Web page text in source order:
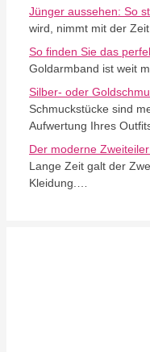
Jünger aussehen: So
wird, nimmt mit der
So finden Sie das
Goldarmband ist weit
Silber- oder
Schmuckstücke sind
Aufwertung Ihres
Der moderne
Lange Zeit galt der
Kleidung.…